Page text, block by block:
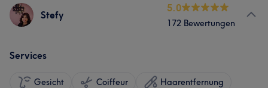
Stefy
5.0
172 Bewertungen
Services
Gesicht Coiffeur Haarentfernung